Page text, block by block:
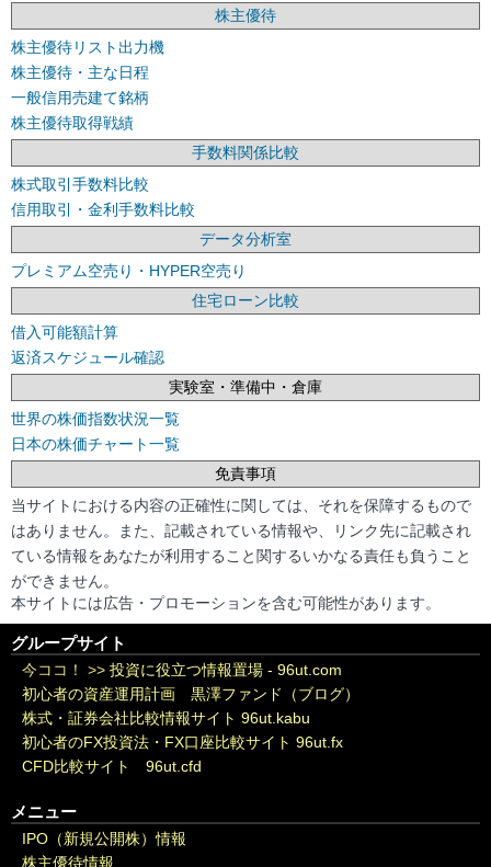
株主優待
株主優待リスト出力機
株主優待・主な日程
一般信用売建て銘柄
株主優待取得戦績
手数料関係比較
株式取引手数料比較
信用取引・金利手数料比較
データ分析室
プレミアム空売り・HYPER空売り
住宅ローン比較
借入可能額計算
返済スケジュール確認
実験室・準備中・倉庫
世界の株価指数状況一覧
日本の株価チャート一覧
免責事項
当サイトにおける内容の正確性に関しては、それを保障するもので
はありません。また、記載されている情報や、リンク先に記載され
ている情報をあなたが利用すること関するいかなる責任も負うこと
ができません。
本サイトには広告・プロモーションを含む可能性があります。
グループサイト
今ココ！ >> 投資に役立つ情報置場 - 96ut.com
初心者の資産運用計画 黒澤ファンド（ブログ）
株式・証券会社比較情報サイト 96ut.kabu
初心者のFX投資法・FX口座比較サイト 96ut.fx
CFD比較サイト 96ut.cfd
メニュー
IPO（新規公開株）情報
株主優待情報